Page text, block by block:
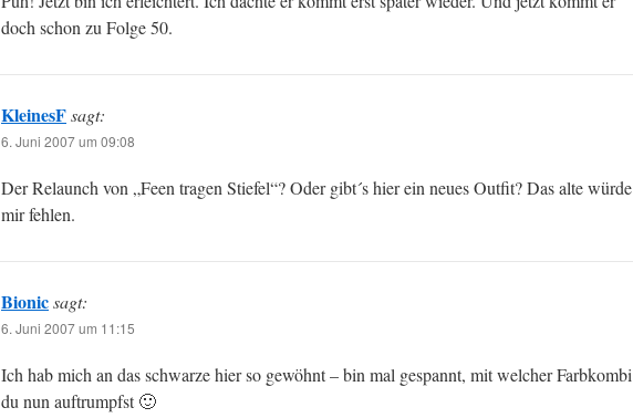
doch schon zu Folge 50.
KleinesFsagt:
6. Juni 2007 um 09:08
Der Relaunch von „Feen tragen Stiefel“? Oder gibt´s hier ein neues Outfit? Das alte würde
mir fehlen.
Bionicsagt:
6. Juni 2007 um 11:15
Ich hab mich an das schwarze hier so gewöhnt – bin mal gespannt, mit welcher Farbkombi
du nun auftrumpfst 🙂